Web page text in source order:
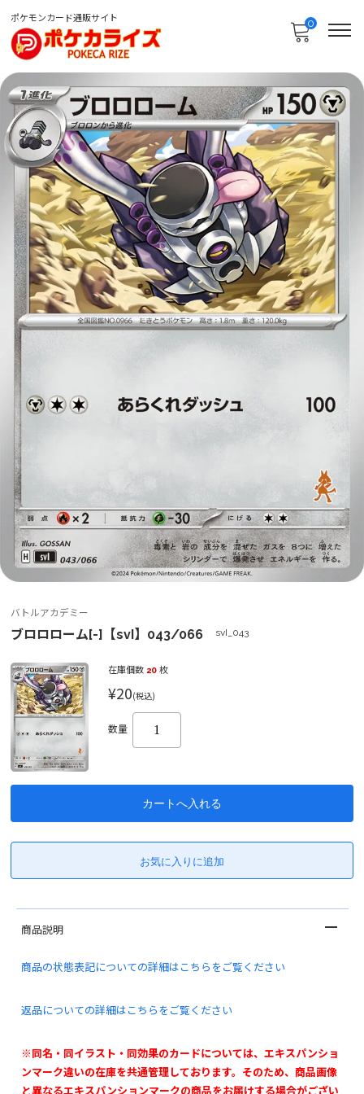
ポケモンカード通販サイト 0
バトルアカデミー
ブロロローム[-]【svI】043/066 svI_043
在庫個数 20 枚
¥20(税込)
数量
商品説明
商品の状態表記についての詳細はこちらをご覧ください
返品についての詳細はこちらをご覧ください
※同名・同イラスト・同効果のカードについては、エキスパンショ
ンマーク違いの在庫を共通管理しております。そのため、商品画像
と異なるエキスパンションマークの商品をお届けする場合がござい